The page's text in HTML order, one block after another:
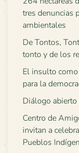
tres denuncias
ambientales
De Tontos,
tonto y de los
El insulto
para la
Diálogo abierto
Centro de
invitan a
Pueblos